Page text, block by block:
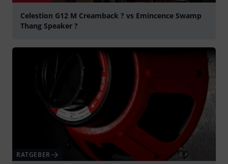
Celestion G12 M Creamback ? vs Emincence Swamp
Thang Speaker ?
RATGEBER